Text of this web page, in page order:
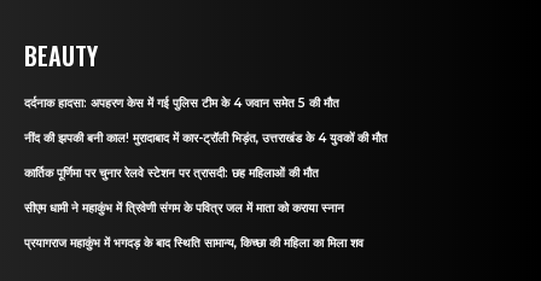
BEAUTY
दर्दनाक हादसा: अपहरण केस में गई पुलिस टीम के 4 जवान समेत 5 की मौत
नींद की झपकी बनी काल! मुरादाबाद में कार-ट्रॉली भिड़ंत, उत्तराखंड के 4 युवकों की मौत
कार्तिक पूर्णिमा पर चुनार रेलवे स्टेशन पर त्रासदी: छह महिलाओं की मौत
सीएम धामी ने महाकुंभ में त्रिवेणी संगम के पवित्र जल में माता को कराया स्नान
प्रयागराज महाकुंभ में भगदड़ के बाद स्थिति सामान्य, किच्छा की महिला का मिला शव